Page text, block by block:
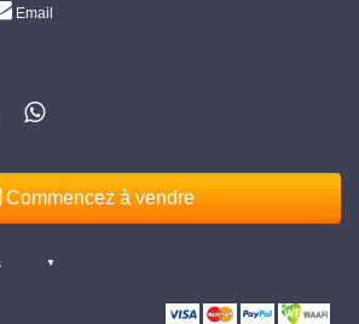
Email
Commencez à vendre